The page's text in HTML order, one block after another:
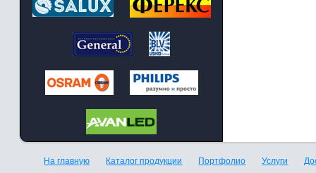
На главную Каталог продукции Портфолио Услуги